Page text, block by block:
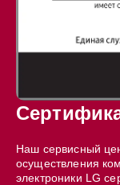
Наш сервисный
осуществления
электроники LG